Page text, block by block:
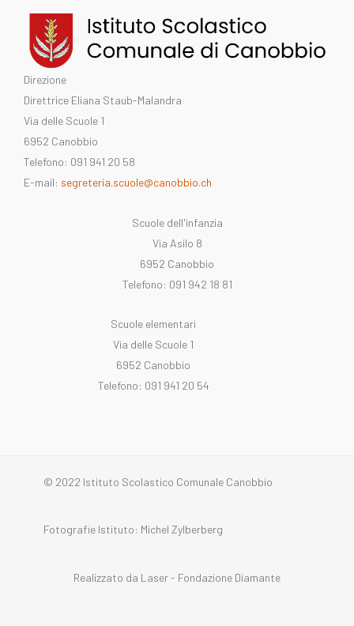
Direzione
Direttrice Eliana Staub-Malandra
Via delle Scuole 1
6952 Canobbio
Telefono: 091 941 20 58
E-mail: segreteria.scuole@canobbio.ch
Scuole dell'infanzia
Via Asilo 8
6952 Canobbio
Telefono: 091 942 18 81
Scuole elementari
Via delle Scuole 1
6952 Canobbio
Telefono: 091 941 20 54
© 2022 Istituto Scolastico Comunale Canobbio
Fotografie Istituto: Michel Zylberberg
Realizzato da Laser - Fondazione Diamante